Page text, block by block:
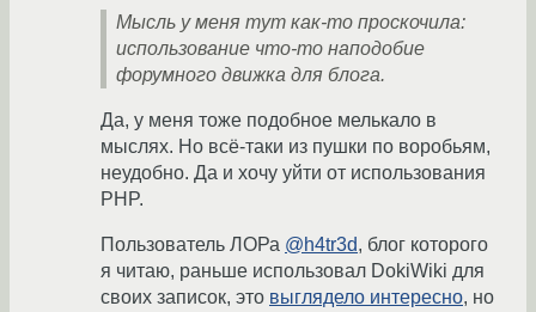
Мысль у меня тут как-то проскочила:
использование что-то наподобие
форумного движка для блога.
Да, у меня тоже подобное мелькало в
мыслях. Но всё-таки из пушки по воробьям,
неудобно. Да и хочу уйти от использования
PHP.
Пользователь ЛОРа @h4tr3d, блог которого
я читаю, раньше использовал DokiWiki для
своих записок, это выглядело интересно, но